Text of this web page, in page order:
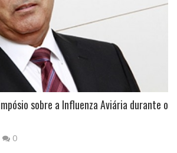
sobre a Influenza Aviária durante o
0